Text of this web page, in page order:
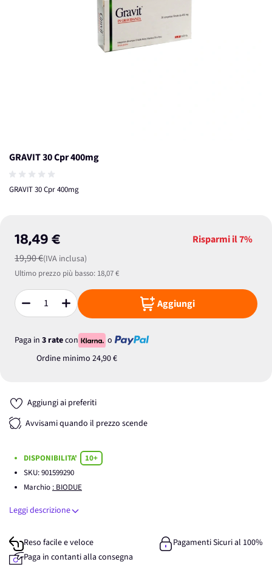
GRAVIT 30 Cpr 400mg
GRAVIT 30 Cpr 400mg
18,49 €
19,90 €(IVA inclusa)
Risparmi il7%
Ultimo prezzo più basso: 18,07 €
Quantità Aggiungi
Paga in 3 ratecon
o
Ordine minimo 24,90 €
Aggiungi ai preferiti
Avvisami quando il prezzo scende
DISPONIBILITA'
10+
SKU:901599290
Marchio : BIODUE
Leggi descrizione
Reso facile e veloce
Pagamenti Sicuri al 100%
Paga in contanti alla consegna